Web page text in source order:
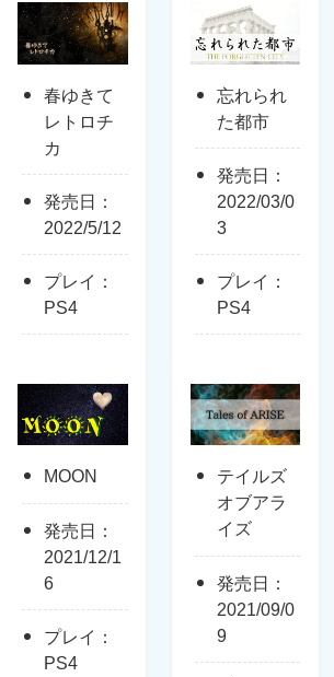
春ゆきて
レトロチ
カ
発売日：
2022/5/12
プレイ：
PS4
忘れられ
た都市
発売日：
2022/03/0
3
プレイ：
PS4
MOON
発売日：
2021/12/1
6
プレイ：
PS4
テイルズ
オブアラ
イズ
発売日：
2021/09/0
9